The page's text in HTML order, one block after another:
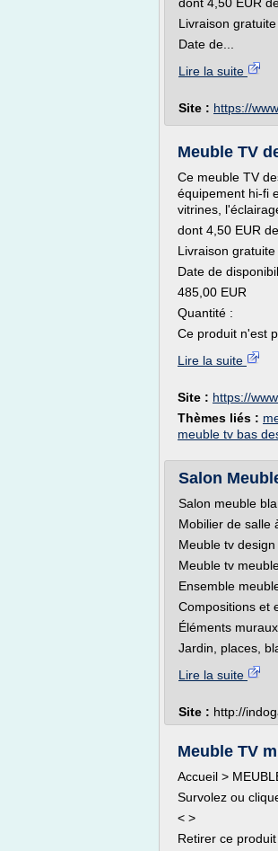
Livraison
Date de...
Lire la suite
Site : https://
Meuble TV
Ce meuble TV
équipement hi-fi
vitrines,
dont 4,50 EUR
Livraison
Date de
485,00 EUR
Quantité :
Ce produit n'est
Lire la suite
Site : https://
Thèmes liés :
meuble tv bas
Salon
Salon meuble
Mobilier de salle
Meuble tv
Meuble tv
Ensemble
Compositions et
Éléments
Jardin, places,
Lire la suite
Site : http://
Meuble TV
Accueil >
Survolez ou
< >
Retirer ce